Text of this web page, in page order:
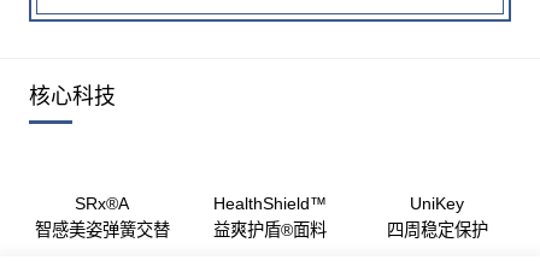
核心科技
SRx®A
智感美姿弹簧交替
HealthShield™
益爽护盾®面料
UniKey
四周稳定保护